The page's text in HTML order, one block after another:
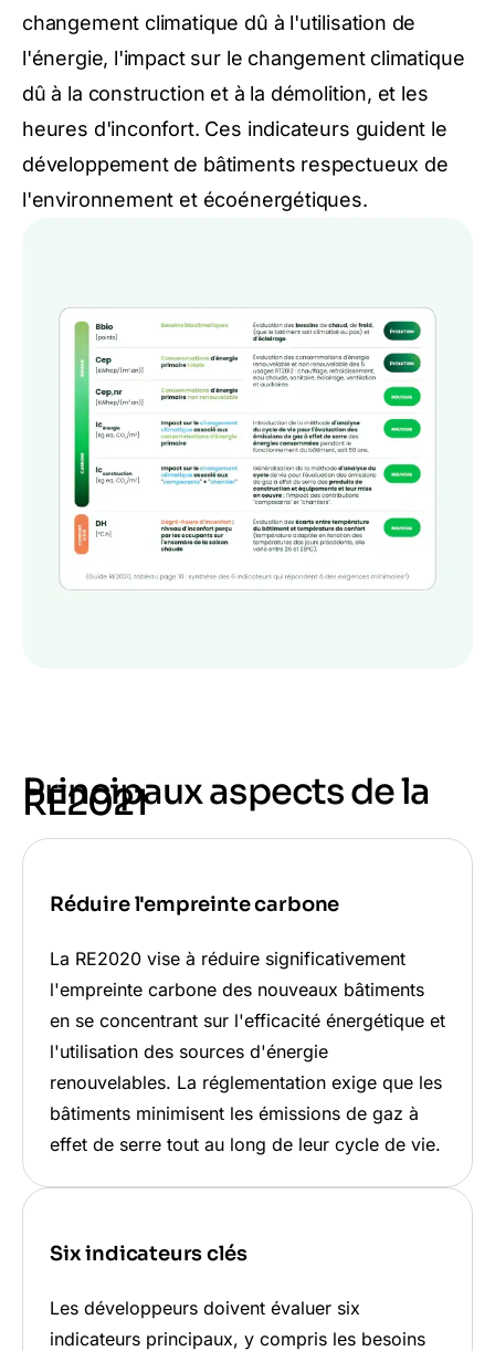
changement climatique dû à l'utilisation de
l'énergie, l'impact sur le changement climatique
dû à la construction et à la démolition, et les
heures d'inconfort. Ces indicateurs guident le
développement de bâtiments respectueux de
l'environnement et écoénergétiques.
Principaux aspects de la
RE2021
Réduire l'empreinte carbone
La RE2020 vise à réduire significativement
l'empreinte carbone des nouveaux bâtiments
en se concentrant sur l'efficacité énergétique et
l'utilisation des sources d'énergie
renouvelables. La réglementation exige que les
bâtiments minimisent les émissions de gaz à
effet de serre tout au long de leur cycle de vie.
Six indicateurs clés
Les développeurs doivent évaluer six
indicateurs principaux, y compris les besoins